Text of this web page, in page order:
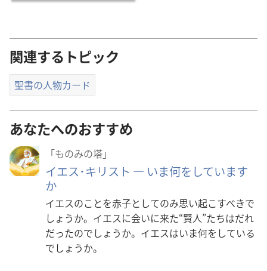
関連するトピック
聖書の人物カード
あなたへのおすすめ
「ものみの塔」
イエス･キリスト ― いま何をしています
か
イエスのことを赤子としてのみ思い起こすべきで
しょうか。イエスに会いに来た“賢人”たちはだれ
だったのでしょうか。イエスはいま何をしている
でしょうか。